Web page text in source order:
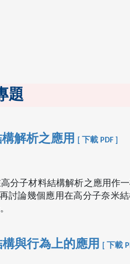
題
解析之應用 [ 下載 PDF ]
分子材料結構解析之應用作
討論幾個應用在高分子奈米
與行為上的應用 [ 下載